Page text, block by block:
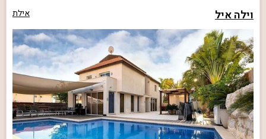
וילה איל אילת